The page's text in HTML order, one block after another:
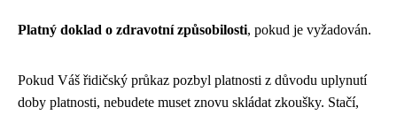
Platný doklad o zdravotní způsobilosti, pokud je vyžadován.
Pokud Váš řidičský průkaz pozbyl platnosti z důvodu uplynutí
doby platnosti, nebudete muset znovu skládat zkoušky. Stačí,